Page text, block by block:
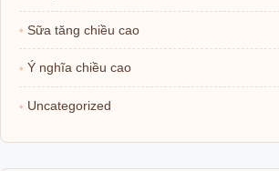
Sữa tăng chiều cao
Ý nghĩa chiều cao
Uncategorized